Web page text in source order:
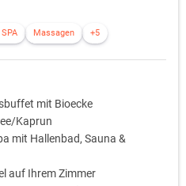
Massagen +5
mit Bioecke
Kaprun
mit Hallenbad, Sauna &
auf Ihrem Zimmer